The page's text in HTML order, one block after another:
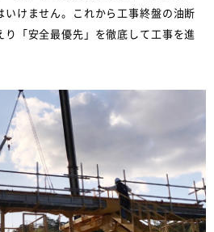
いけません。これから工事終盤の油断
「安全最優先」を徹底して工事を進